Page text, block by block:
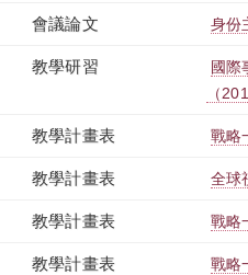
會議論文 身份
教學研習
國際
（
教學計畫表 戰略
教學計畫表 全球
教學計畫表 戰略
教學計畫表 戰略